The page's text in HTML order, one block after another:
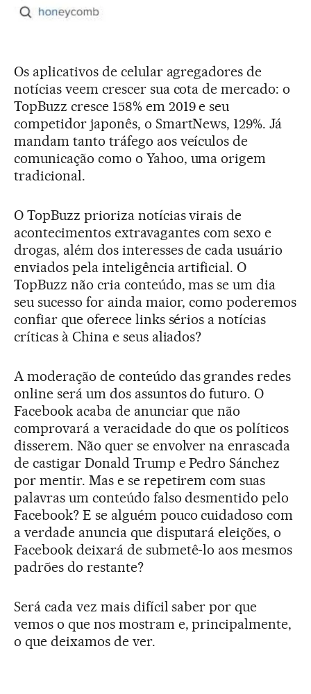
Os aplicativos de celular agregadores de
notícias veem crescer sua cota de mercado: o
TopBuzz cresce 158% em 2019 e seu
competidor japonês, o SmartNews, 129%. Já
mandam tanto tráfego aos veículos de
comunicação como o Yahoo, uma origem
tradicional.
O TopBuzz prioriza notícias virais de
acontecimentos extravagantes com sexo e
drogas, além dos interesses de cada usuário
enviados pela inteligência artificial. O
TopBuzz não cria conteúdo, mas se um dia
seu sucesso for ainda maior, como poderemos
confiar que oferece links sérios a notícias
críticas à China e seus aliados?
A moderação de conteúdo das grandes redes
online será um dos assuntos do futuro. O
Facebook acaba de anunciar que não
comprovará a veracidade do que os políticos
disserem. Não quer se envolver na enrascada
de castigar Donald Trump e Pedro Sánchez
por mentir. Mas e se repetirem com suas
palavras um conteúdo falso desmentido pelo
Facebook? E se alguém pouco cuidadoso com
a verdade anuncia que disputará eleições, o
Facebook deixará de submetê-lo aos mesmos
padrões do restante?
Será cada vez mais difícil saber por que
vemos o que nos mostram e, principalmente,
o que deixamos de ver.